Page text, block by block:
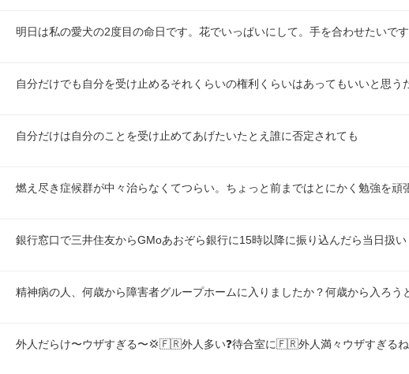
明日は私の愛犬の2度目の命日です。花でいっぱいにして。手を合わせたいです
自分だけでも自分を受け止めるそれくらいの権利くらいはあってもいいと思う
自分だけは自分のことを受け止めてあげたいたとえ誰に否定されても
燃え尽き症候群が中々治らなくてつらい。ちょっと前まではとにかく勉強を頑
銀行窓口で三井住友からGMoあおぞら銀行に15時以降に振り込んだら当日扱い
精神病の人、何歳から障害者グループホームに入りましたか？何歳から入ろう
外人だらけ〜ウザすぎる〜💢🇫🇷外人多い❓️待合室に🇫🇷外人満々ウザすぎる